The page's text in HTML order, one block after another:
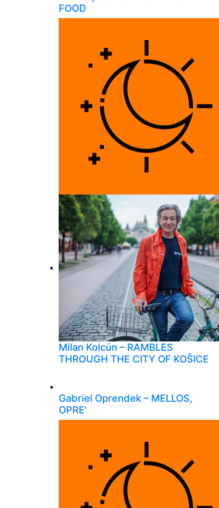
FOOD
Milan Kolcún – RAMBLES
THROUGH THE CITY OF KOŠICE
Gabriel Oprendek – MELLOS,
OPRE'